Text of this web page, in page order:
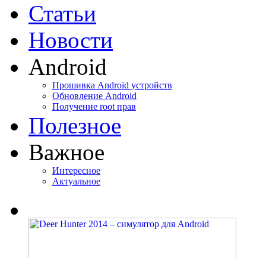
Статьи
Новости
Android
Прошивка Android устройств
Обновление Android
Получение root прав
Полезное
Важное
Интересное
Актуальное